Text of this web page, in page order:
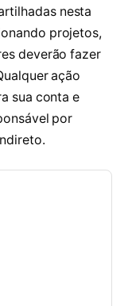
nesta
projetos,
deverão fazer
ação
sua conta e
por